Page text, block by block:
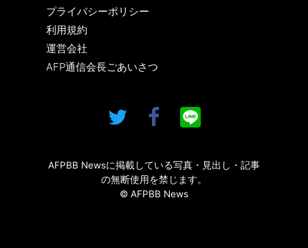
プライバシーポリシー
利用規約
運営会社
AFP通信会長ごあいさつ
AFPBB Newsに掲載している写真・見出し・記事
の無断使用を禁じます。
© AFPBB News